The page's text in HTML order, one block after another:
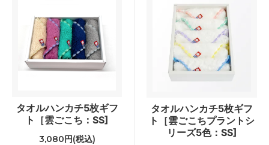
タオルハンカチ5枚ギフ
ト［雲ごこち：SS]
3,080円(税込)
タオルハンカチ5枚ギフ
ト［雲ごこちプラントシ
リーズ5色：SS]